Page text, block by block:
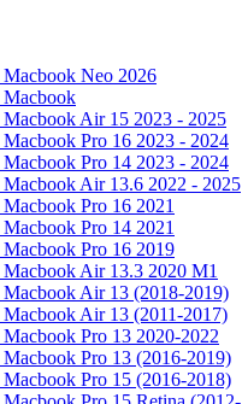
Neo 2026
Air 15 2023 - 2025
Pro 16 2023 - 2024
Pro 14 2023 - 2024
Air 13.6 2022 - 2025
Pro 16 2021
Pro 14 2021
Pro 16 2019
Air 13.3 2020 M1
Air 13 (2018-2019)
Air 13 (2011-2017)
Pro 13 2020-2022
Pro 13 (2016-2019)
Pro 15 (2016-2018)